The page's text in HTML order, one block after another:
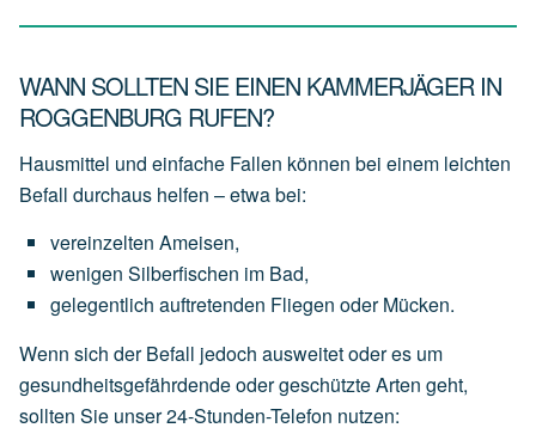
WANN SOLLTEN SIE EINEN KAMMERJÄGER IN
ROGGENBURG RUFEN?
Hausmittel und einfache Fallen können bei einem leichten
Befall durchaus helfen – etwa bei:
vereinzelten Ameisen,
wenigen Silberfischen im Bad,
gelegentlich auftretenden Fliegen oder Mücken.
Wenn sich der Befall jedoch ausweitet oder es um
gesundheitsgefährdende oder geschützte Arten geht,
sollten Sie unser 24-Stunden-Telefon nutzen: